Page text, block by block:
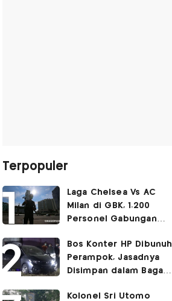
Terpopuler
Laga Chelsea Vs AC
Milan di GBK, 1.200
Personel Gabungan
Bos Konter HP Dibunuh
Perampok, Jasadnya
Disimpan dalam Bagasi
Kolonel Sri Utomo